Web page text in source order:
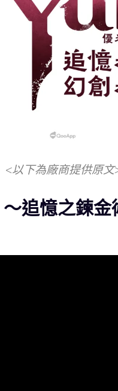
<以下為廠商提供原文
～追憶之鍊